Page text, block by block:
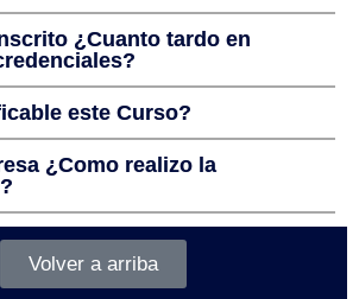
¿Cuanto tardo en
este Curso?
¿Como realizo la
Volver a arriba